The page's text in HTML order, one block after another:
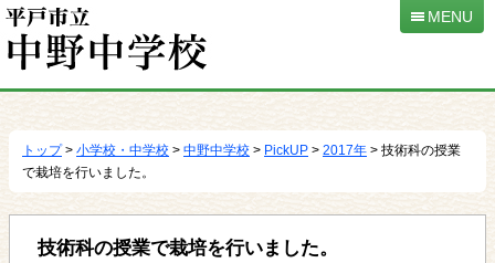
動
MENU
トップ> 小学校・中学校 > 中野中学校 > PickUP > 2017年 > 技術科の授業
で栽培を行いました。
技術科の授業で栽培を行いました。